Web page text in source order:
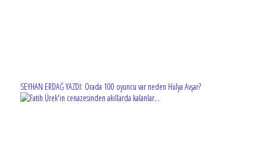
SEYHAN ERDAĞ YAZDI: Orada 100 oyuncu var neden Hülya Avşar?